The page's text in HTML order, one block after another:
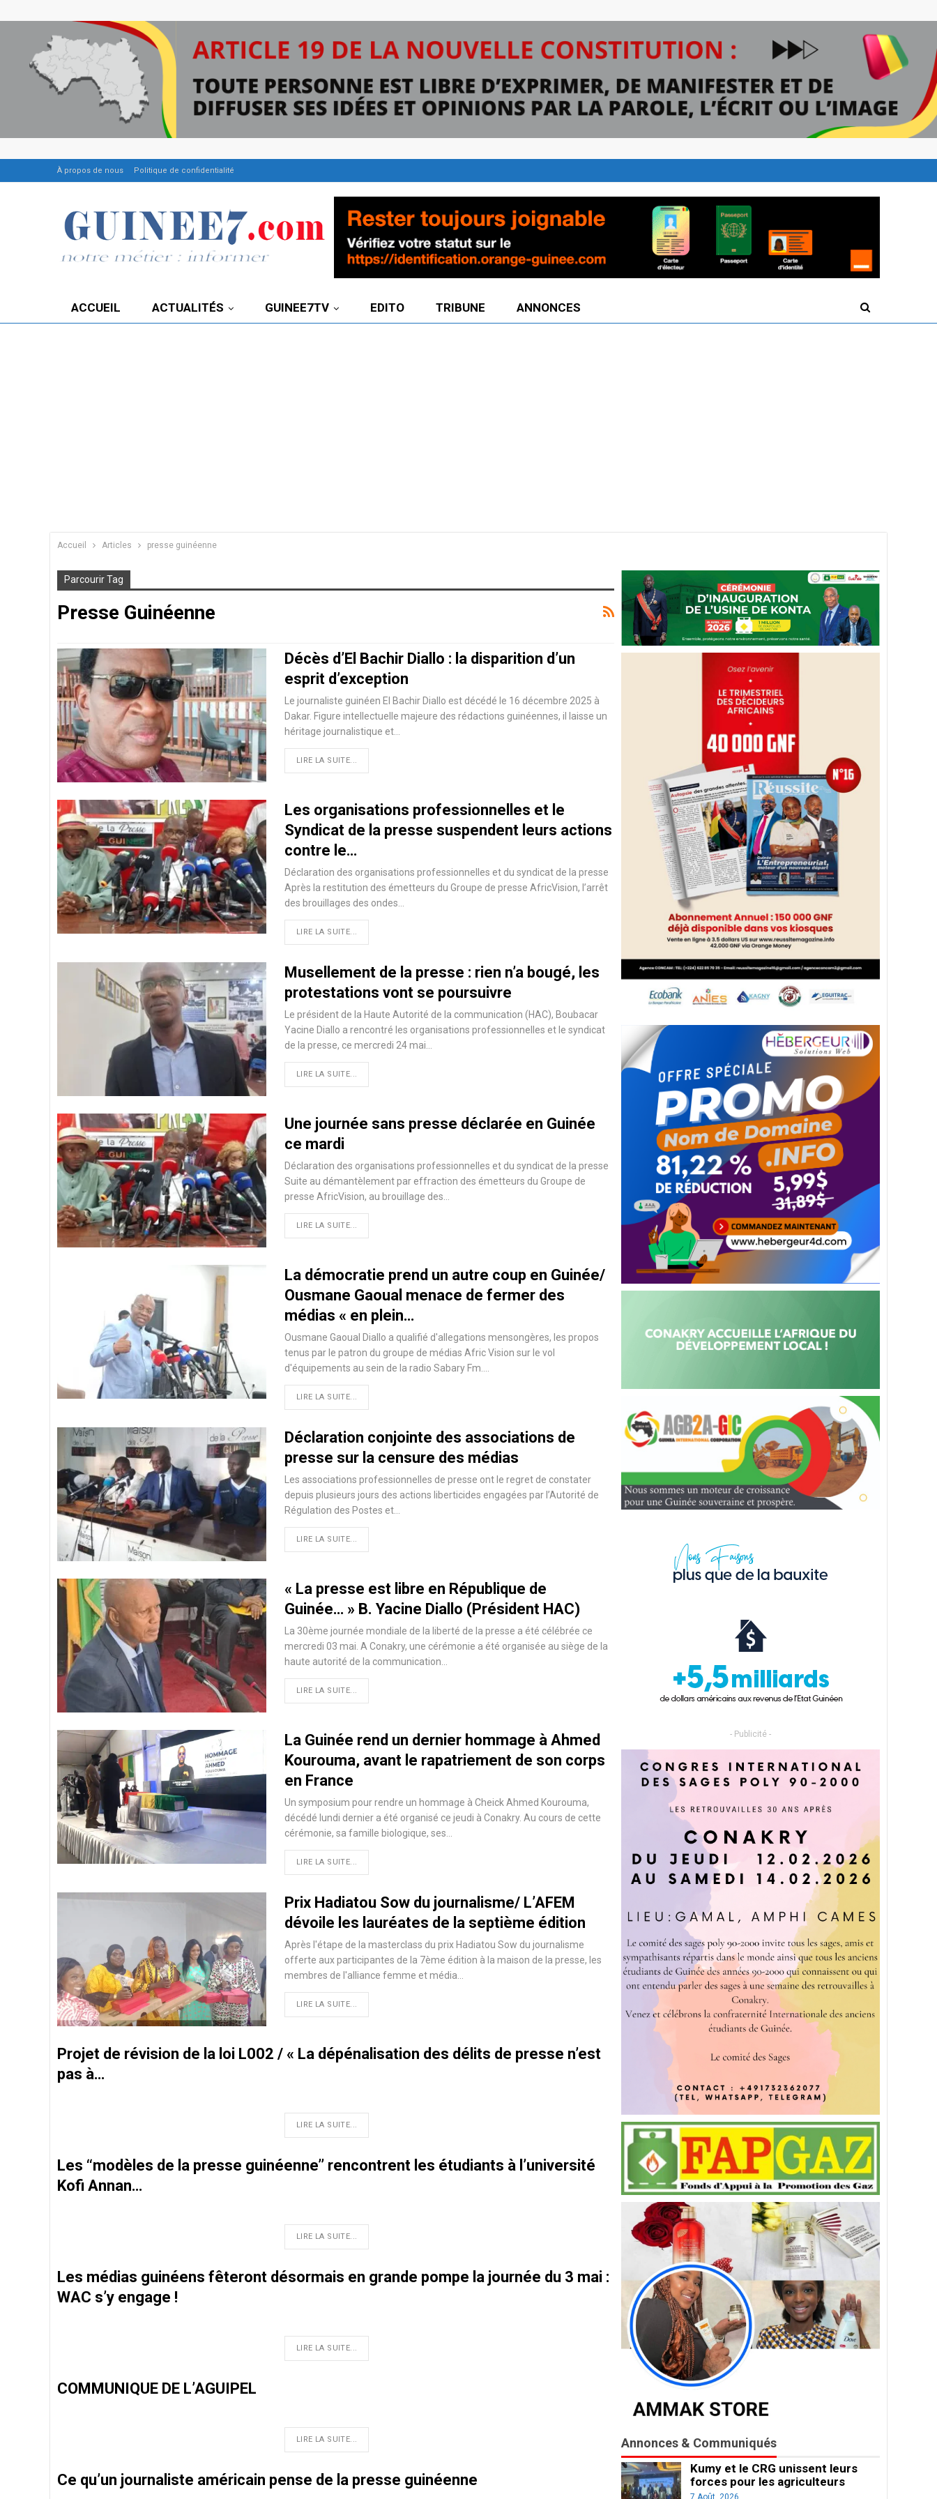
À propos de nous Politique de confidentialité
ACCUEIL ACTUALITÉS GUINEE7TV EDITO TRIBUNE ANNONCES
Accueil Articles presse guinéenne
Parcourir Tag
Presse Guinéenne
Décès d’El Bachir Diallo : la disparition d’un
esprit d’exception
Le journaliste guinéen El Bachir Diallo est décédé le 16 décembre 2025 à
Dakar. Figure intellectuelle majeure des rédactions guinéennes, il laisse un
héritage journalistique et…
LIRE LA SUITE...
Les organisations professionnelles et le
Syndicat de la presse suspendent leurs actions
contre le…
Déclaration des organisations professionnelles et du syndicat de la presse
Après la restitution des émetteurs du Groupe de presse AfricVision, l’arrêt
des brouillages des ondes…
LIRE LA SUITE...
Musellement de la presse : rien n’a bougé, les
protestations vont se poursuivre
Le président de la Haute Autorité de la communication (HAC), Boubacar
Yacine Diallo a rencontré les organisations professionnelles et le syndicat
de la presse, ce mercredi 24 mai…
LIRE LA SUITE...
Une journée sans presse déclarée en Guinée
ce mardi
Déclaration des organisations professionnelles et du syndicat de la presse
Suite au démantèlement par effraction des émetteurs du Groupe de
presse AfricVision, au brouillage des…
LIRE LA SUITE...
La démocratie prend un autre coup en Guinée/
Ousmane Gaoual menace de fermer des
médias « en plein…
Ousmane Gaoual Diallo a qualifié d'allegations mensongères, les propos
tenus par le patron du groupe de médias Afric Vision sur le vol
d'équipements au sein de la radio Sabary Fm.…
LIRE LA SUITE...
Déclaration conjointe des associations de
presse sur la censure des médias
Les associations professionnelles de presse ont le regret de constater
depuis plusieurs jours des actions liberticides engagées par l’Autorité de
Régulation des Postes et…
LIRE LA SUITE...
« La presse est libre en République de
Guinée… » B. Yacine Diallo (Président HAC)
La 30ème journée mondiale de la liberté de la presse a été célébrée ce
mercredi 03 mai. A Conakry, une cérémonie a été organisée au siège de la
haute autorité de la communication…
LIRE LA SUITE...
La Guinée rend un dernier hommage à Ahmed
Kourouma, avant le rapatriement de son corps
en France
Un symposium pour rendre un hommage à Cheick Ahmed Kourouma,
décédé lundi dernier a été organisé ce jeudi à Conakry. Au cours de cette
cérémonie, sa famille biologique, ses…
LIRE LA SUITE...
Prix Hadiatou Sow du journalisme/ L’AFEM
dévoile les lauréates de la septième édition
Après l'étape de la masterclass du prix Hadiatou Sow du journalisme
offerte aux participantes de la 7ème édition à la maison de la presse, les
membres de l'alliance femme et média…
LIRE LA SUITE...
Projet de révision de la loi L002 / « La dépénalisation des délits de presse n’est
pas à…
LIRE LA SUITE...
Les ‘‘modèles de la presse guinéenne’’ rencontrent les étudiants à l’université
Kofi Annan…
LIRE LA SUITE...
Les médias guinéens fêteront désormais en grande pompe la journée du 3 mai :
WAC s’y engage !
LIRE LA SUITE...
COMMUNIQUE DE L’AGUIPEL
LIRE LA SUITE...
Ce qu’un journaliste américain pense de la presse guinéenne
- Publicité -
Annonces & Communiqués
Kumy et le CRG unissent leurs
forces pour les agriculteurs